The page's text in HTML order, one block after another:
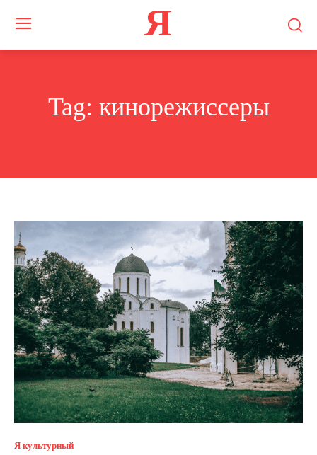
Я
Tag: кинорежиссеры
Я культурный